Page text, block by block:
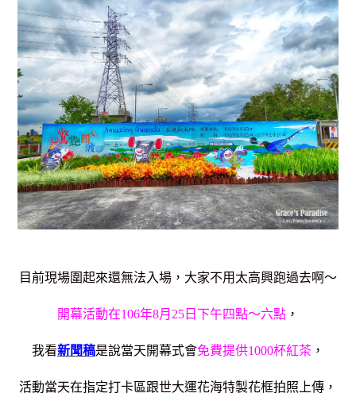
目前現場圍起來還無法入場，大家不用太高興跑過去啊～
開幕活動在106年8月25日下午四點～六點 ，
我看新聞稿是說當天開幕式會免費提供1000杯紅茶 ，
活動當天在指定打卡區跟世大運花海特製花框拍照上傳，